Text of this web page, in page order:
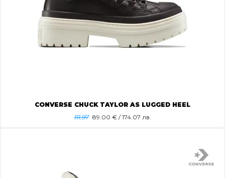
CONVERSE CHUCK TAYLOR AS LUGGED HEEL
111.97 89.00 € / 174.07 лв.